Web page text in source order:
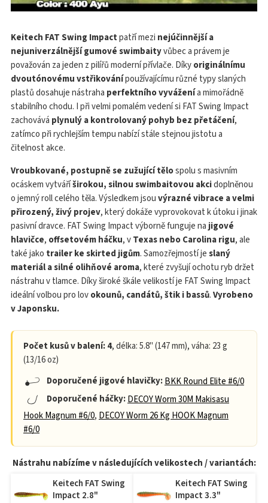
Keitech FAT Swing Impactpatří mezi nejúčinnější a
nejuniverzálnější gumové swimbaityvůbec a právem je
považován za jeden z pilířů moderní přívlače. Díkyoriginálnímu
dvoutónovému vstřikovánípoužívajícímu různé typy slaných
plastů dosahuje nástraha perfektního vyváženía mimořádně
stabilního chodu. I při velmi pomalém vedení si FAT Swing Impact
zachovává plynulý a kontrolovaný pohyb bez přetáčení,
zatímco při rychlejším tempu nabízí stále stejnou jistotu a
čitelnost akce.
Vroubkované, postupně se zužující tělospolu s masivním
ocáskem vytváříširokou, silnou swimbaitovou akcidoplněnou
o jemný roll celého těla. Výsledkem jsouvýrazné vibrace a velmi
přirozený, živý projev, který dokáže vyprovokovat k útoku i jinak
pasivní dravce. FAT Swing Impact výborně funguje na jigové
hlavičce, offsetovém háčku, vTexas nebo Carolina rigu, ale
také jako trailer ke skirted jigům. Samozřejmostí jeslaný
materiál a silné olihňové aroma, které zvyšují ochotu ryb držet
nástrahu v tlamce. Díky široké škále velikostí je FAT Swing Impact
ideální volbou pro lovokounů, candátů, štik i bassů.Vyrobeno
v Japonsku.
Počet kusů v balení: 4, délka: 5.8" (147 mm), váha: 23 g
(13/16 oz)
Doporučené jigové hlavičky:BKK Round Elite #6/0
Doporučené háčky:DECOY Worm 30M Makisasu
Hook Magnum #6/0, DECOY Worm 26 Kg HOOK Magnum
#6/0
Nástrahu nabízíme v následujících velikostech / variantách:
Keitech FAT Swing
Impact 2.8"
Keitech FAT Swing
Impact 3.3"